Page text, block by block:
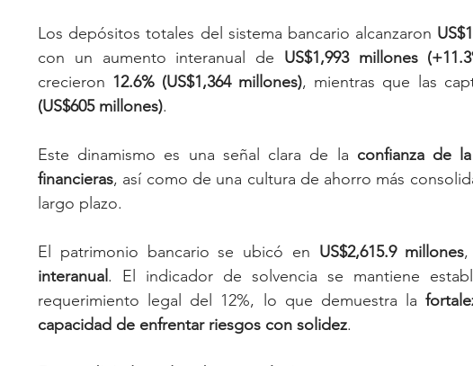
Los depósitos totales del sistema bancario alcanzaron
con un aumento interanual de US$1,993 millones
crecieron 12.6% (US$1,364 millones), mientras que las
(US$605 millones).
Este dinamismo es una señal clara de la confianza de
financieras, así como de una cultura de ahorro más
largo plazo.
El patrimonio bancario se ubicó en US$2,615.9 millones
interanual. El indicador de solvencia se mantiene
requerimiento legal del 12%, lo que demuestra la
capacidad de enfrentar riesgos con solidez.